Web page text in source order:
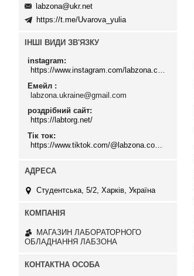
labzona@ukr.net
https://t.me/Uvarova_yulia
ІНШІ ВИДИ ЗВ'ЯЗКУ
instagram
https://www.instagram.com/labzona.com.ua/
Емейл
labzona.ukraine@gmail.com
роздрібний сайт
https://labtorg.net/
Тік ток
Студентська, 5/2, Харків, Україна
МАГАЗИН ЛАБОРАТОРНОГО
ОБЛАДНАННЯ ЛАБЗОНА